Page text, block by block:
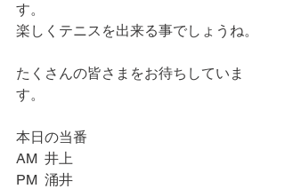
す。
楽しくテニスを出来る事でしょうね。
たくさんの皆さまをお待ちしていま
す。
本日の当番
AM  井上
PM  涌井